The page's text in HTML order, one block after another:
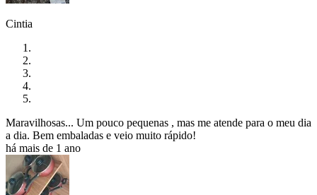
Cintia
Maravilhosas... Um pouco pequenas , mas me atende para o meu dia
a dia. Bem embaladas e veio muito rápido!
há mais de 1 ano